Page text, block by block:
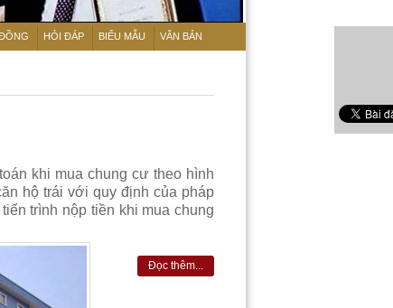
HỎI ĐÁP BIỂU MẪU VĂN BẢN
khi mua chung cư theo hình
hộ trái với quy định của pháp
trình nộp tiền khi mua chung
Đọc thêm...